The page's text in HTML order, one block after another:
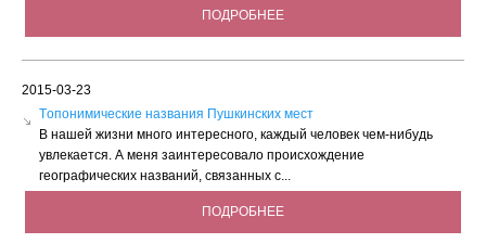
ПОДРОБНЕЕ
2015-03-23
Tопонимические названия Пушкинских мест
В нашей жизни много интересного, каждый человек чем-нибудь
увлекается. А меня заинтересовало происхождение
географических названий, связанных с...
ПОДРОБНЕЕ